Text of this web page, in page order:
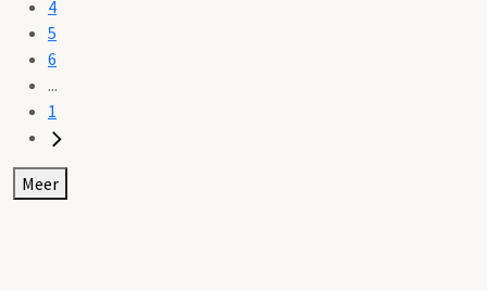
4
5
6
...
1
Meer